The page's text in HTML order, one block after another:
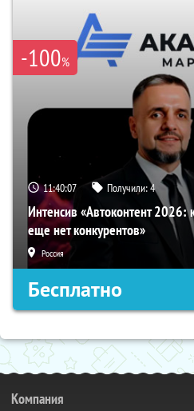
-100%
11:40:06 Получили:4
Интенсив «Автоконтент 2026:
еще нет конкурентов»
Россия
Бесплатно
Компания